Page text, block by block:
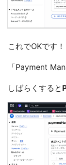
これでOKです！
「Payment
しばらくすると